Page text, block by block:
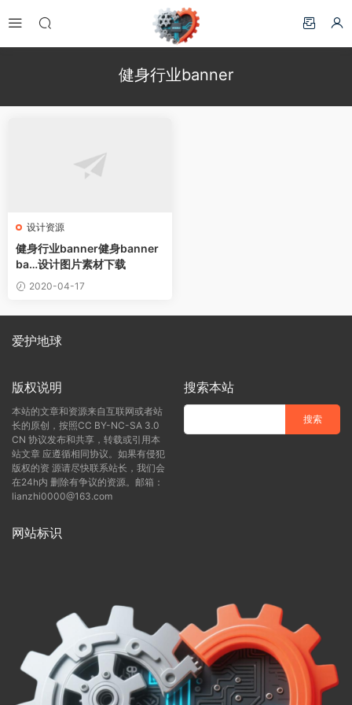
健身行业banner
设计资源
健身行业banner健身banner
ba…设计图片素材下载
2020-04-17
爱护地球
版权说明
本站的文章和资源来自互联网或者站
长的原创，按照CC BY-NC-SA 3.0
CN 协议发布和共享，转载或引用本
站文章 应遵循相同协议。如果有侵犯
版权的资 源请尽快联系站长，我们会
在24h内 删除有争议的资源。邮箱：
lianzhi0000@163.com
搜索本站
网站标识